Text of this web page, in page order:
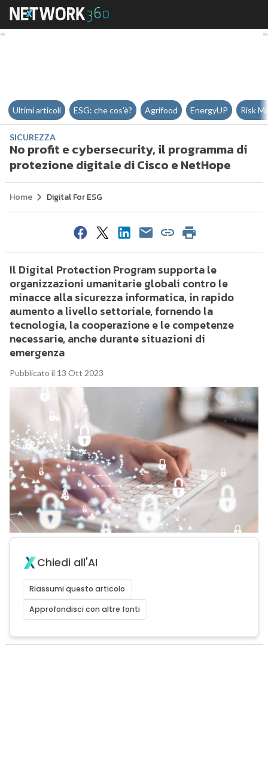
No profit e cybersecurity, il
Ultimi articoli ESG: che cos'è? Agrifood EnergyUP Risk
SICUREZZA
No profit e cybersecurity, il programma di
protezione digitale di Cisco e NetHope
Home Digital For ESG
Il Digital Protection Program supporta le
organizzazioni umanitarie globali contro le
minacce alla sicurezza informatica, in rapido
aumento a livello settoriale, fornendo la
tecnologia, la cooperazione e le competenze
necessarie, anche durante situazioni di
emergenza
Pubblicato il 13 Ott 2023
Chiedi all'AI
Riassumi questo articolo
Approfondisci con altre fonti